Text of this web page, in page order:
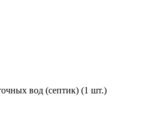
вод (септик) (1 шт.)